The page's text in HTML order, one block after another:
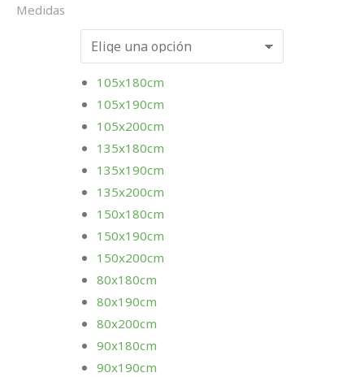
Medidas
105x180cm
105x190cm
105x200cm
135x180cm
135x190cm
135x200cm
150x180cm
150x190cm
150x200cm
80x180cm
80x190cm
80x200cm
90x180cm
90x190cm